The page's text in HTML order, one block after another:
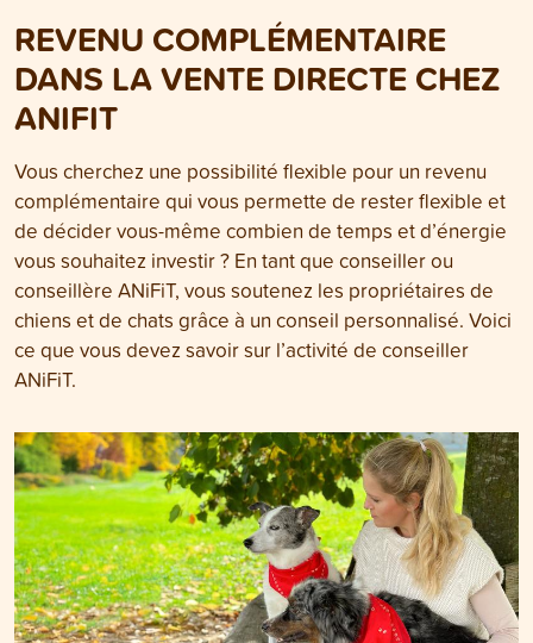
REVENU COMPLÉMENTAIRE
DANS LA VENTE DIRECTE CHEZ
ANIFIT
Vous cherchez une possibilité flexible pour un revenu
complémentaire qui vous permette de rester flexible et
de décider vous-même combien de temps et d’énergie
vous souhaitez investir ? En tant que conseiller ou
conseillère ANiFiT, vous soutenez les propriétaires de
chiens et de chats grâce à un conseil personnalisé. Voici
ce que vous devez savoir sur l’activité de conseiller
ANiFiT.